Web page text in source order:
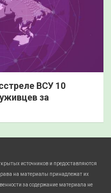
ВСУ 10
за
источников и предоставляются
на материалы принадлежат их
за содержание материала не